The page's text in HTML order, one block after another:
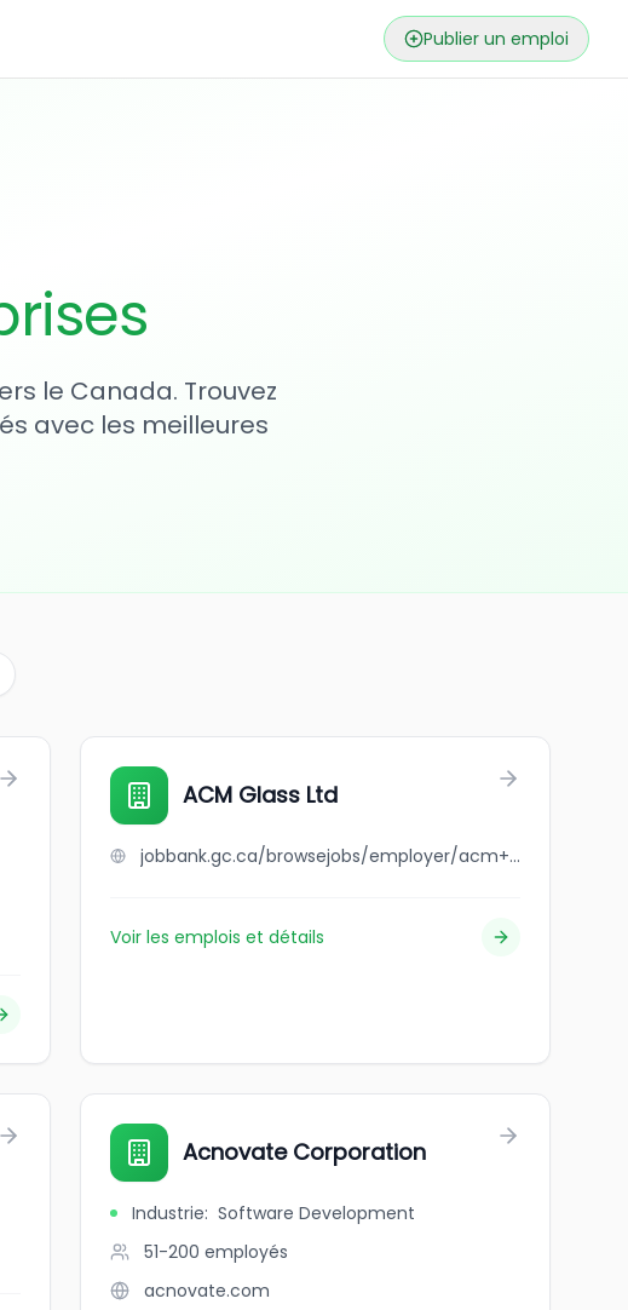
Publier un emploi
le Canada. Trouvez
avec les meilleures
ACM Glass Ltd
jobbank.gc.ca/browsejobs/employer/acm+glass+ltd/ca
Voir les emplois et détails
Acnovate Corporation
Industrie: Software Development
51-200 employés
acnovate.com